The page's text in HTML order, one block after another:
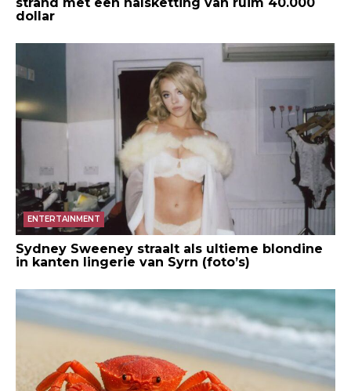
dollar
ENTERTAINMENT
Sydney Sweeney straalt als ultieme blondine
in kanten lingerie van Syrn (foto’s)